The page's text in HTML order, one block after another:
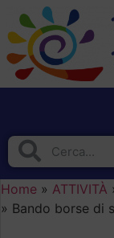
Home » ATTIVITÀ
» Bando borse di